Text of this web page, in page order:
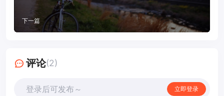
下一篇
评论(2)
登录后可发布～ 立即登录